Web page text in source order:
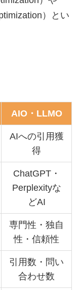
）とい
AIO・LLMO
AIへの引用獲
得
ChatGPT・
Perplexityな
どAI
専門性・独自
性・信頼性
引用数・問い
合わせ数